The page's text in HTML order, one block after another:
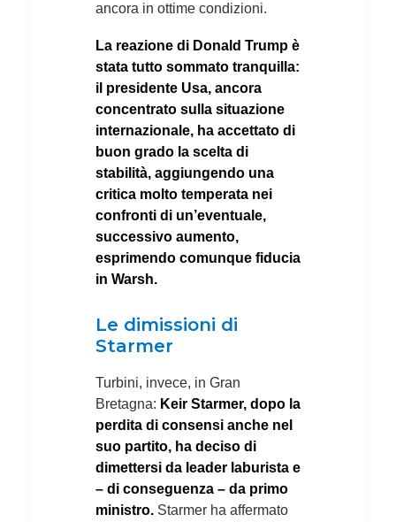
ancora in ottime condizioni.
La reazione di Donald Trump è
stata tutto sommato tranquilla:
il presidente Usa, ancora
concentrato sulla situazione
internazionale, ha accettato di
buon grado la scelta di
stabilità, aggiungendo una
critica molto temperata nei
confronti di un’eventuale,
successivo aumento,
esprimendo comunque fiducia
in Warsh.
Le dimissioni di
Starmer
Turbini, invece, in Gran
Bretagna: Keir Starmer, dopo la
perdita di consensi anche nel
suo partito, ha deciso di
dimettersi da leader laburista e
– di conseguenza – da primo
ministro. Starmer ha affermato